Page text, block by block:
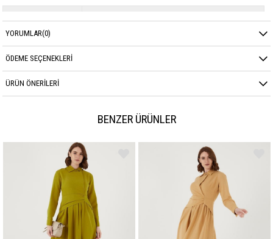
Sezon
Kumaş Cinsi
YORUMLAR(0)
ÖDEME SEÇENEKLERI
ÜRÜN ÖNERILERI
BENZER ÜRÜNLER